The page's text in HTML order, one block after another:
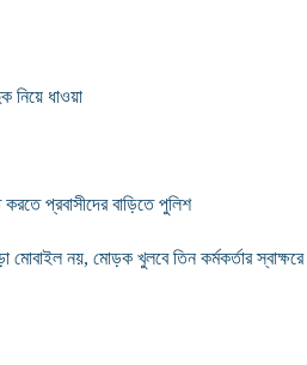
নিয়ে ধাওয়া
করতে প্রবাসীদের বাড়িতে পুলিশ
মোবাইল নয়, মোড়ক খুলবে তিন কর্মকর্তার স্বাক্ষরে